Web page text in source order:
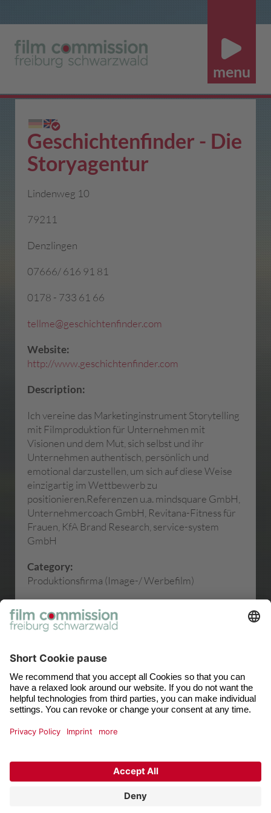
Geschichtenfinder - Die
Storyagentur
Lindenweg 10
79211
Denzlingen
07666/ 616 91 81
0178 - 733 61 66
tellme@geschichtenfinder.com
Website:
http://www.geschichtenfinder.com
Description:
Ich vereine das Marketinginstrument Storytelling
mit Filmproduktion für Unternehmen mit
Visionen und dem Mut, sich selbst und ihr
Unternehmen authentisch, persönlich und
emotional darzustellen, um sich auf diese Weise
einzigartig im Wettbewerb zu
positionieren.Referenzen u.a. mindsquare GmbH,
Unternehmercoach GmbH, Revitana-Fitness für
Frauen, KfA Brand Research, service-system
GmbH
Category:
Produktionsfirma (Image-/ Werbefilm)
Contact person:
Severine Guthier
© 2026 film commission freiburg schwarzwald
Cookie settings
Privacy
Imprint
Contact
film commission
Neuer Messplatz 3
+49 (0) 761 / 3881 1506
+49 (0) 761 / 3881 1398